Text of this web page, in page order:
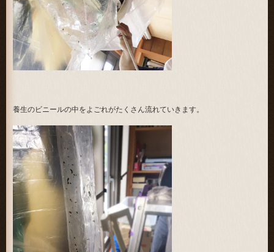
養生のビニールの中をよごれがたくさん流れていきます。